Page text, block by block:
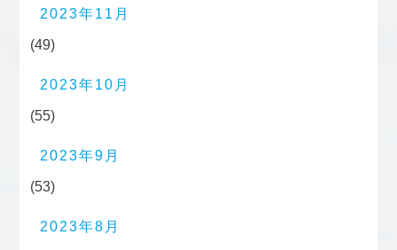
2023年11月
(49)
2023年10月
(55)
2023年9月
(53)
2023年8月